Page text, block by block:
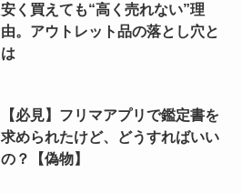
安く買えても“高く売れない”理
由。アウトレット品の落とし穴と
は
【必見】フリマアプリで鑑定書を
求められたけど、どうすればいい
の？【偽物】